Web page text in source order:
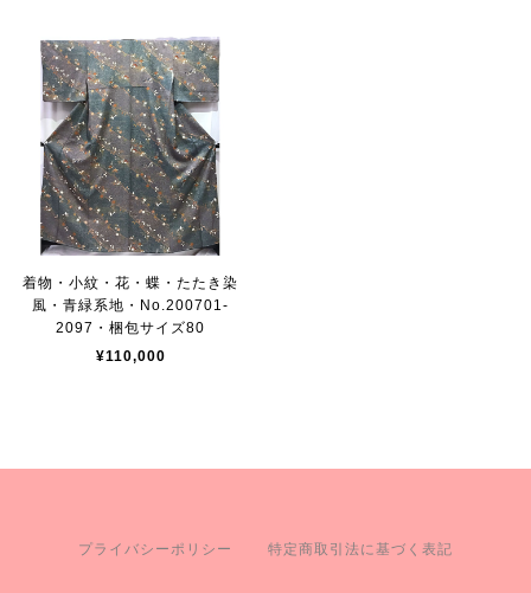
着物・小紋・花・蝶・たたき染
風・青緑系地・No.200701-
2097・梱包サイズ80
¥110,000
プライバシーポリシー 特定商取引法に基づく表記